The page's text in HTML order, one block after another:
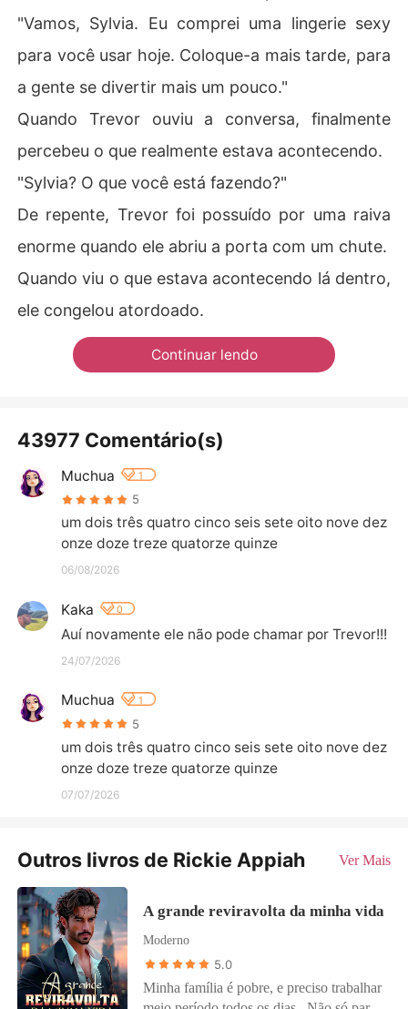
"Vamos, Sylvia. Eu comprei uma lingerie sexy
para você usar hoje. Coloque-a mais tarde, para
a gente se divertir mais um pouco."
Quando Trevor ouviu a conversa, finalmente
percebeu o que realmente estava acontecendo.
"Sylvia? O que você está fazendo?"
De repente, Trevor foi possuído por uma raiva
enorme quando ele abriu a porta com um chute.
Quando viu o que estava acontecendo lá dentro,
ele congelou atordoado.
Continuar lendo
43977 Comentário(s)
Muchua 1
5
um dois três quatro cinco seis sete oito nove dez
onze doze treze quatorze quinze
06/08/2026
Kaka 0
Auí novamente ele não pode chamar por Trevor!!!
24/07/2026
Muchua 1
5
um dois três quatro cinco seis sete oito nove dez
onze doze treze quatorze quinze
07/07/2026
Outros livros de Rickie Appiah Ver Mais
A grande reviravolta da minha vida
Moderno
5.0
Minha família é pobre, e preciso trabalhar